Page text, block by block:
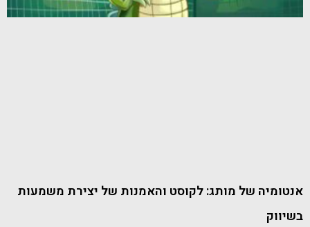
אנטומיה של מותג: לקוסט והאמנות של יצירת משמעות
בשיווק